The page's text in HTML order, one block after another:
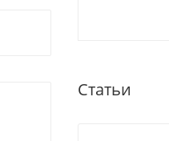
Статьи